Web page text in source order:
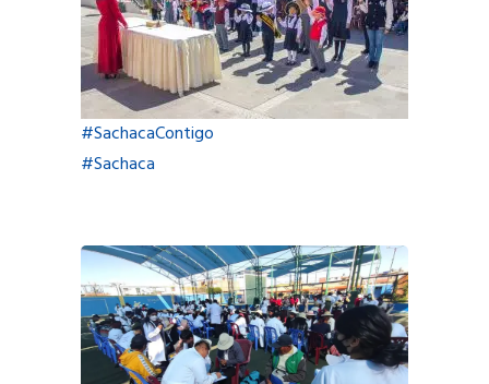
#SachacaContigo
#Sachaca